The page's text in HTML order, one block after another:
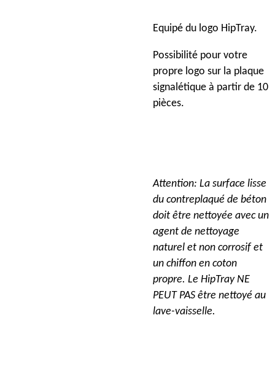
Equipé du logo HipTray.
Possibilité pour votre
propre logo sur la plaque
signalétique à partir de 10
pièces.
Attention: La surface lisse
du contreplaqué de béton
doit être nettoyée avec un
agent de nettoyage
naturel et non corrosif et
un chiffon en coton
propre. Le HipTray NE
PEUT PAS être nettoyé au
lave-vaisselle.